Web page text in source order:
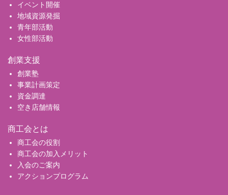
イベント開催
地域資源発掘
青年部活動
女性部活動
創業支援
創業塾
事業計画策定
資金調達
空き店舗情報
商工会とは
商工会の役割
商工会の加入メリット
入会のご案内
アクションプログラム